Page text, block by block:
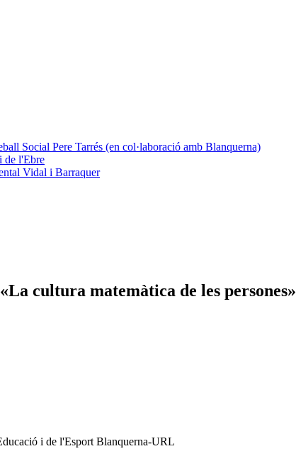
Social Pere Tarrés (en col·laboració amb Blanquerna)
de l'Ebre
Vidal i Barraquer
cultura matemàtica de les persones»
i de l'Esport Blanquerna-URL